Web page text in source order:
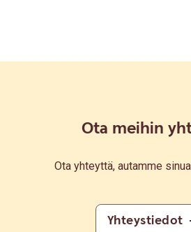
Ota meihin
Ota yhteyttä, autamme
Yhteystiedot